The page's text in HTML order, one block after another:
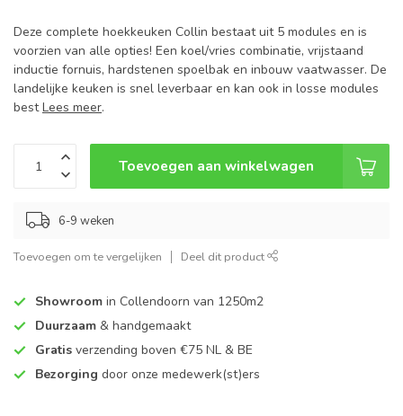
Deze complete hoekkeuken Collin bestaat uit 5 modules en is
voorzien van alle opties! Een koel/vries combinatie, vrijstaand
inductie fornuis, hardstenen spoelbak en inbouw vaatwasser. De
landelijke keuken is snel leverbaar en kan ook in losse modules
bestLees meer.
Toevoegen aan winkelwagen
6-9 weken
Toevoegen om te vergelijken Deel dit product
Showroom in Collendoorn van 1250m2
Duurzaam & handgemaakt
Gratis verzending boven €75 NL & BE
Bezorging door onze medewerk(st)ers